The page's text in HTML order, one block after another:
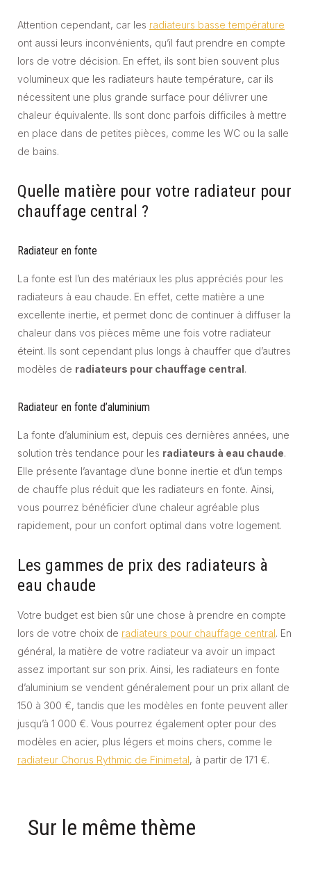
Attention cependant, car les radiateurs basse température
ont aussi leurs inconvénients, qu’il faut prendre en compte
lors de votre décision. En effet, ils sont bien souvent plus
volumineux que les radiateurs haute température, car ils
nécessitent une plus grande surface pour délivrer une
chaleur équivalente. Ils sont donc parfois difficiles à mettre
en place dans de petites pièces, comme les WC ou la salle
de bains.
Quelle matière pour votre radiateur pour
chauffage central ?
Radiateur en fonte
La fonte est l’un des matériaux les plus appréciés pour les
radiateurs à eau chaude. En effet, cette matière a une
excellente inertie, et permet donc de continuer à diffuser la
chaleur dans vos pièces même une fois votre radiateur
éteint. Ils sont cependant plus longs à chauffer que d’autres
modèles de radiateurs pour chauffage central.
Radiateur en fonte d’aluminium
La fonte d’aluminium est, depuis ces dernières années, une
solution très tendance pour les radiateurs à eau chaude.
Elle présente l’avantage d’une bonne inertie et d’un temps
de chauffe plus réduit que les radiateurs en fonte. Ainsi,
vous pourrez bénéficier d’une chaleur agréable plus
rapidement, pour un confort optimal dans votre logement.
Les gammes de prix des radiateurs à
eau chaude
Votre budget est bien sûr une chose à prendre en compte
lors de votre choix de radiateurs pour chauffage central. En
général, la matière de votre radiateur va avoir un impact
assez important sur son prix. Ainsi, les radiateurs en fonte
d’aluminium se vendent généralement pour un prix allant de
150 à 300 €, tandis que les modèles en fonte peuvent aller
jusqu’à 1 000 €. Vous pourrez également opter pour des
modèles en acier, plus légers et moins chers, comme le
radiateur Chorus Rythmic de Finimetal, à partir de 171 €.
Sur le même thème